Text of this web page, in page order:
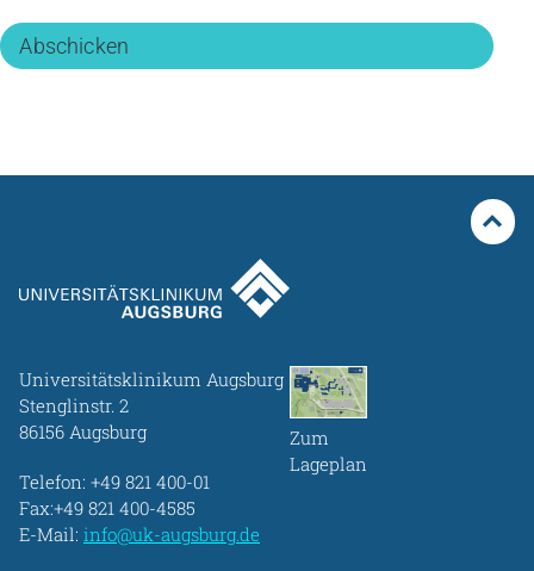
Universitätsklinikum Augsburg
Stenglinstr. 2
86156 Augsburg
Telefon: +49 821 400-01
Fax:+49 821 400-4585
E-Mail: info@uk-augsburg.de
Zum
Lageplan